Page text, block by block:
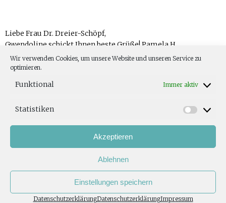
Wir verwenden Cookies, um unsere Website und unseren Service zu
optimieren.
Funktional Immer aktiv
Statistiken
Akzeptieren
Ablehnen
Einstellungen speichern
DatenschutzerklärungDatenschutzerklärungImpressum
Liebe Frau Dr. Dreier-Schöpf,
Gwendoline schickt Ihnen beste Grüße! Pamela H.
TOP
IMPRESSUM
DATENSCHUTZERKLÄRUNG